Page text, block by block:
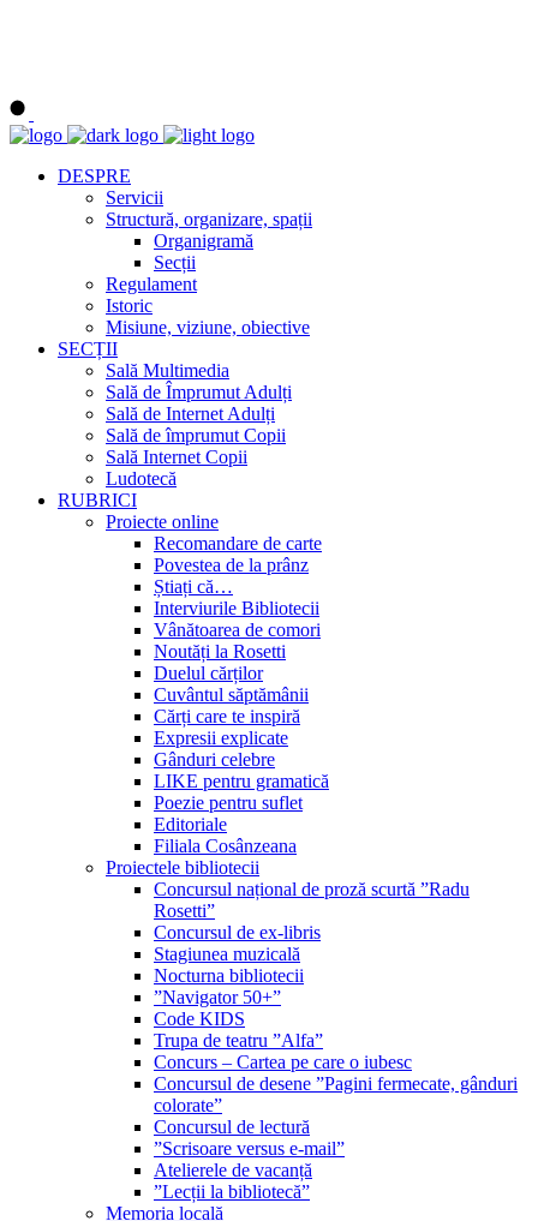
DESPRE
Servicii
Structură, organizare, spații
Organigramă
Secții
Regulament
Istoric
Misiune, viziune, obiective
SECȚII
Sală Multimedia
Sală de Împrumut Adulți
Sală de Internet Adulți
Sală de împrumut Copii
Sală Internet Copii
Ludotecă
RUBRICI
Proiecte online
Recomandare de carte
Povestea de la prânz
Știați că…
Interviurile Bibliotecii
Vânătoarea de comori
Noutăți la Rosetti
Duelul cărților
Cuvântul săptămânii
Cărți care te inspiră
Expresii explicate
Gânduri celebre
LIKE pentru gramatică
Poezie pentru suflet
Editoriale
Filiala Cosânzeana
Proiectele bibliotecii
Concursul național de proză scurtă ”Radu
Rosetti”
Concursul de ex-libris
Stagiunea muzicală
Nocturna bibliotecii
”Navigator 50+”
Code KIDS
Trupa de teatru ”Alfa”
Concurs – Cartea pe care o iubesc
Concursul de desene ”Pagini fermecate, gânduri
colorate”
Concursul de lectură
”Scrisoare versus e-mail”
Atelierele de vacanță
”Lecții la bibliotecă”
Memoria locală